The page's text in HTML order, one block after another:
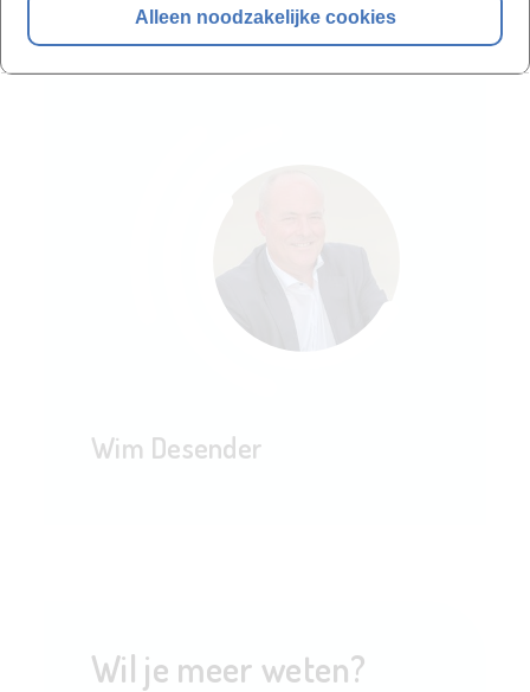
Alleen noodzakelijke cookies
Docent
Wim Desender
Wil je meer weten?